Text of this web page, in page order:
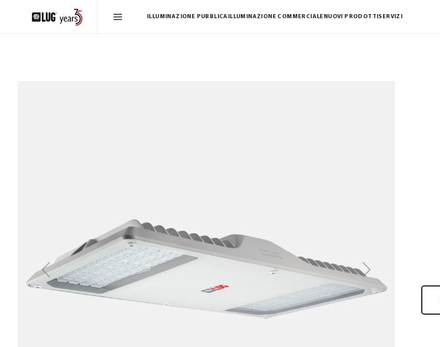
ILLUMINAZIONE PUBBLICA ILLUMINAZIONE COMMERCIALE NUOVI PRODOTTI SERVIZI
Previous Next